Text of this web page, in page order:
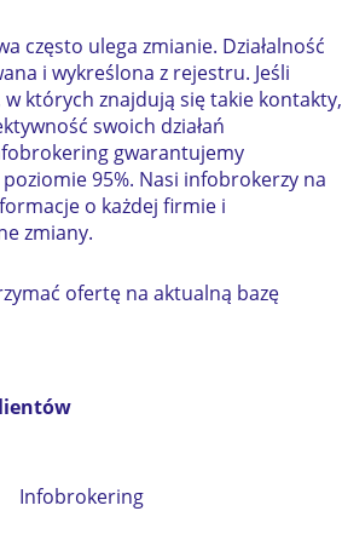
często ulega zmianie. Działalność
i wykreślona z rejestru. Jeśli
których znajdują się takie kontakty,
swoich działań
gwarantujemy
95%. Nasi infobrokerzy na
o każdej firmie i
zmiany.
ofertę na aktualną bazę